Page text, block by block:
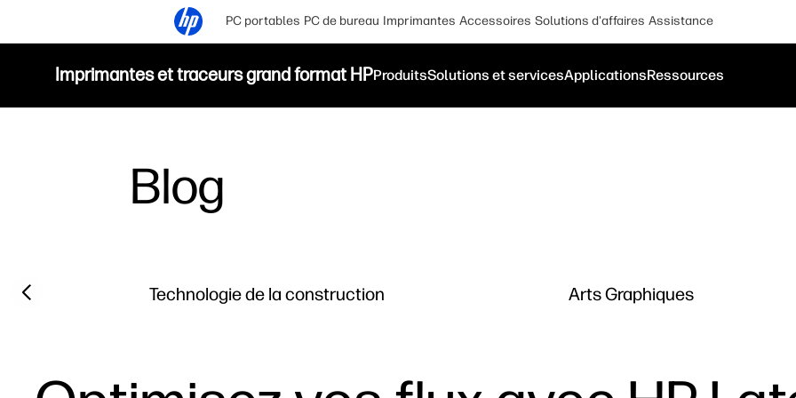
PC portables PC de bureau Imprimantes Accessoires Solutions d'affaires Assistance
Imprimantes et traceurs grand format HPProduitsSolutions et servicesApplicationsRessources
Blog
Filter category
Technologie de la construction Arts Graphiques
Previous slide